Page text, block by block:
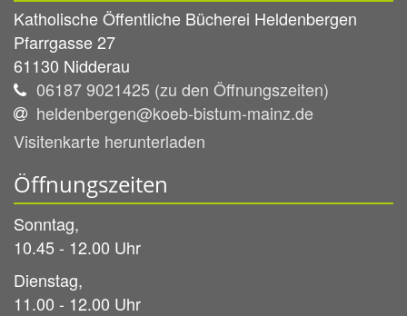
Katholische Öffentliche Bücherei Heldenbergen
Pfarrgasse 27
61130 Nidderau
06187 9021425 (zu den Öffnungszeiten)
heldenbergen@koeb-bistum-mainz.de
Visitenkarte herunterladen
Öffnungszeiten
Sonntag,
10.45 - 12.00 Uhr
Dienstag,
11.00 - 12.00 Uhr